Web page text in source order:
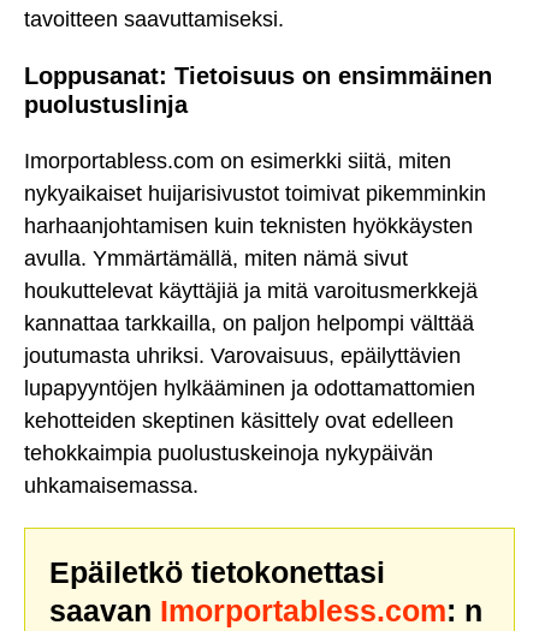
tavoitteen saavuttamiseksi.
Loppusanat: Tietoisuus on ensimmäinen
puolustuslinja
Imorportabless.com on esimerkki siitä, miten
nykyaikaiset huijarisivustot toimivat pikemminkin
harhaanjohtamisen kuin teknisten hyökkäysten
avulla. Ymmärtämällä, miten nämä sivut
houkuttelevat käyttäjiä ja mitä varoitusmerkkejä
kannattaa tarkkailla, on paljon helpompi välttää
joutumasta uhriksi. Varovaisuus, epäilyttävien
lupapyyntöjen hylkääminen ja odottamattomien
kehotteiden skeptinen käsittely ovat edelleen
tehokkaimpia puolustuskeinoja nykypäivän
uhkamaisemassa.
Epäiletkö tietokonettasi
saavan Imorportabless.com: n